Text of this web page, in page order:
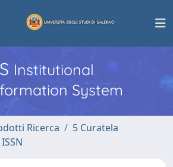
Institutional
System
Ricerca
5 Curatela